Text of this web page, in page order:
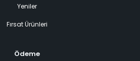
Yeniler
Fırsat Ürünleri
Ödeme